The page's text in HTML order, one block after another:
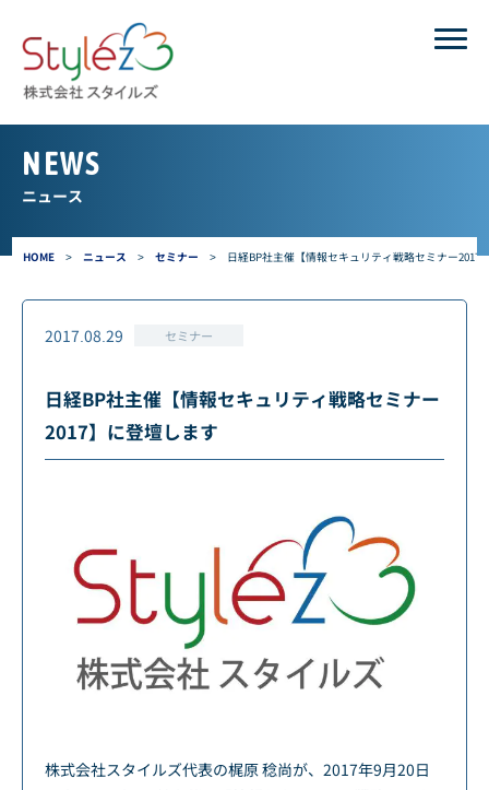
HOME > ニュース > セミナー > 日経BP社主催【情報セキュリティ戦略セミナー2017
NEWS
ニュース
2017.08.29 セミナー
日経BP社主催【情報セキュリティ戦略セミナー
2017】に登壇します
株式会社スタイルズ代表の梶原 稔尚が、2017年9月20日